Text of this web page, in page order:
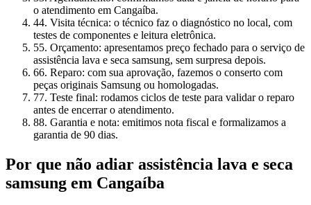
o atendimento em Cangaíba.
44. Visita técnica: o técnico faz o diagnóstico no local, com
testes de componentes e leitura eletrônica.
55. Orçamento: apresentamos preço fechado para o serviço de
assistência lava e seca samsung, sem surpresa depois.
66. Reparo: com sua aprovação, fazemos o conserto com
peças originais Samsung ou homologadas.
77. Teste final: rodamos ciclos de teste para validar o reparo
antes de encerrar o atendimento.
88. Garantia e nota: emitimos nota fiscal e formalizamos a
garantia de 90 dias.
Por que não adiar assistência lava e seca
samsung em Cangaíba